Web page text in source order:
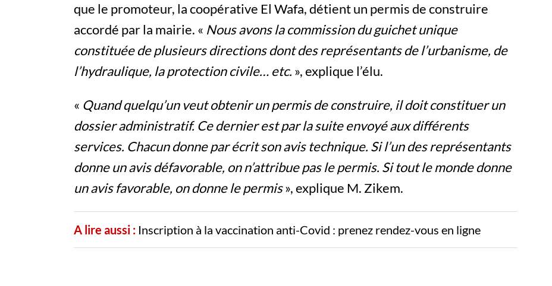
que le promoteur, la coopérative El Wafa, détient un permis de construire
accordé par la mairie. « Nous avons la commission du guichet unique
constituée de plusieurs directions dont des représentants de l’urbanisme, de
l’hydraulique, la protection civile… etc. », explique l’élu.
« Quand quelqu’un veut obtenir un permis de construire, il doit constituer un
dossier administratif. Ce dernier est par la suite envoyé aux différents
services. Chacun donne par écrit son avis technique. Si l’un des représentants
donne un avis défavorable, on n’attribue pas le permis. Si tout le monde donne
un avis favorable, on donne le permis», explique M. Zikem.
A lire aussi : Inscription à la vaccination anti-Covid : prenez rendez-vous en ligne